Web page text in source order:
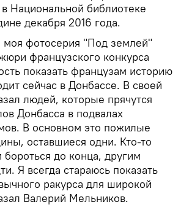
Национальной библиотеке
декабря 2016 года.
моя фотосерия "Под землей"
французского конкурса
показать французам историю
сейчас в Донбассе. В своей
людей, которые прячутся
Донбасса в подвалах
В основном это пожилые
оставшиеся одни. Кто-то
бороться до конца, другим
Я всегда стараюсь показать
ракурса для широкой
Валерий Мельников.